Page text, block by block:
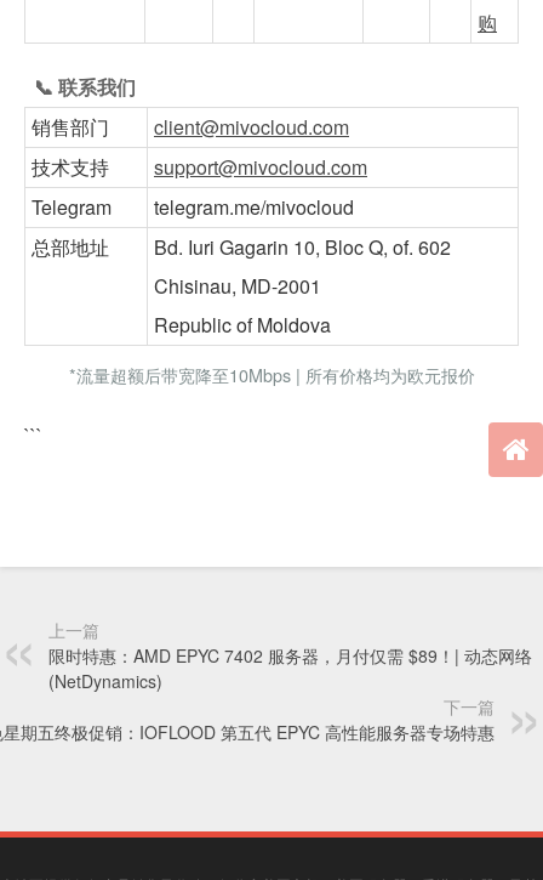
购
📞 联系我们
销售部门
client@mivocloud.com
技术支持
support@mivocloud.com
Telegram
telegram.me/mivocloud
总部地址
Bd. Iuri Gagarin 10, Bloc Q, of. 602
Chisinau, MD-2001
Republic of Moldova
*流量超额后带宽降至10Mbps | 所有价格均为欧元报价
```
上一篇
限时特惠：AMD EPYC 7402 服务器，月付仅需 $89！| 动态网络
(NetDynamics)
下一篇
期五终极促销：IOFLOOD 第五代 EPYC 高性能服务器专场特惠